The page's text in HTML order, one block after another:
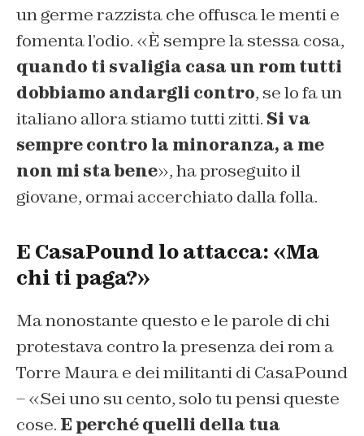
un germe razzista che offusca le menti e
fomenta l’odio. «È sempre la stessa cosa,
quando ti svaligia casa un rom tutti
dobbiamo andargli contro, se lo fa un
italiano allora stiamo tutti zitti. Si va
sempre contro la minoranza, a me
non mi sta bene», ha proseguito il
giovane, ormai accerchiato dalla folla.
E CasaPound lo attacca: «Ma
chi ti paga?»
Ma nonostante questo e le parole di chi
protestava contro la presenza dei rom a
Torre Maura e dei militanti di CasaPound
– «Sei uno su cento, solo tu pensi queste
cose. E perché quelli della tua